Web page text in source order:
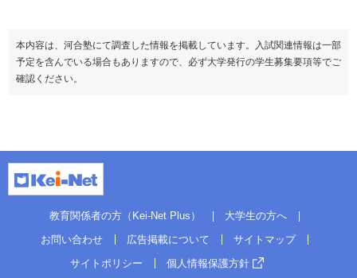
本内容は、河合塾にて調査した情報を掲載しています。入試関連情報は一部
予定を含んでいる場合もありますので、必ず大学発行の学生募集要項等でご
確認ください。
教育関係者の方（Kei-Net Plus）
大学生の方へ
お問い合わせ
広告掲載について
サイトマップ
サイトポリシー
個人情報保護方針